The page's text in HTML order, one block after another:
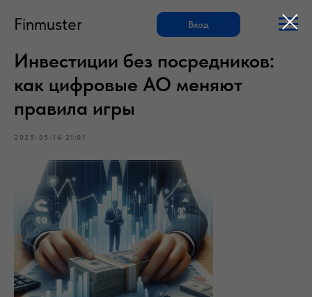
Finmuster Вход
Инвестиции без посредников:
как цифровые АО меняют
правила игры
2025-05-16 21:01